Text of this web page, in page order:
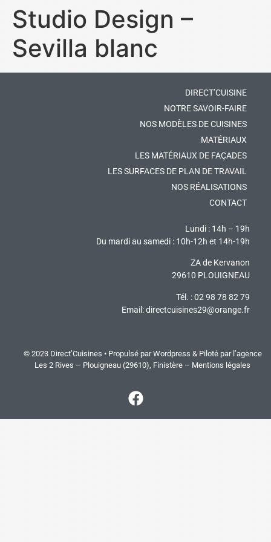
Studio Design –
Sevilla blanc
DIRECT’CUISINE
NOTRE SAVOIR-FAIRE
NOS MODÈLES DE CUISINES
MATÉRIAUX
LES MATÉRIAUX DE FAÇADES
LES SURFACES DE PLAN DE TRAVAIL
NOS RÉALISATIONS
CONTACT
Lundi : 14h – 19h
Du mardi au samedi : 10h-12h et 14h-19h
ZA de Kervanon
29610 PLOUIGNEAU
Tél. : 02 98 78 82 79
Email:directcuisines29@orange.fr
© 2023 Direct’Cuisines • Propulsé par Wordpress & Piloté par l’agence
Les 2 Rives – Plouigneau (29610), Finistère – Mentions légales